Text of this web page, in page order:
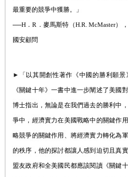
最重要的競爭中獲勝。」
──H ．R ．麥馬斯特（H.R. McMaster）
國安顧問
► 「以其開創性著作《中國的勝利願
《關鍵十年》一書中進一步闡述了美國
博士指出，無論是在我們過去的勝利中
爭中，經濟實力在美國戰略中的關鍵作
略競爭的關鍵作用、將經濟實力轉化為
的秩序，他的探討都讓人感到迫切且真
盟友政府和全美國民都應該閱讀《關鍵